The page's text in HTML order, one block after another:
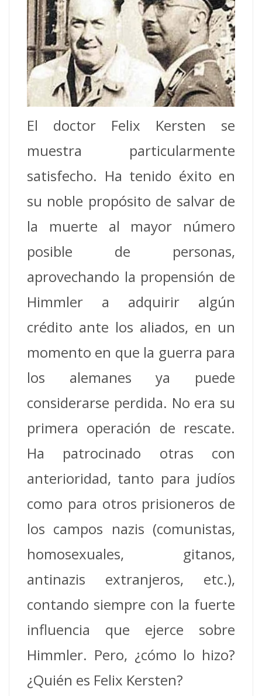
El doctor Felix Kersten se
muestra particularmente
satisfecho. Ha tenido éxito en
su noble propósito de salvar de
la muerte al mayor número
posible de personas,
aprovechando la propensión de
Himmler a adquirir algún
crédito ante los aliados, en un
momento en que la guerra para
los alemanes ya puede
considerarse perdida. No era su
primera operación de rescate.
Ha patrocinado otras con
anterioridad, tanto para judíos
como para otros prisioneros de
los campos nazis (comunistas,
homosexuales, gitanos,
antinazis extranjeros, etc.),
contando siempre con la fuerte
influencia que ejerce sobre
Himmler. Pero, ¿cómo lo hizo?
¿Quién es Felix Kersten?